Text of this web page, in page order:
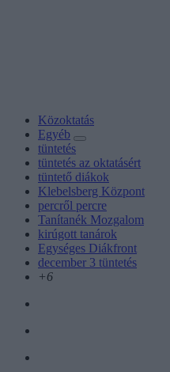
Közoktatás
Egyéb
tüntetés
tüntetés az oktatásért
tüntető diákok
Klebelsberg Központ
percről percre
Tanítanék Mozgalom
kirúgott tanárok
Egységes Diákfront
december 3 tüntetés
+6